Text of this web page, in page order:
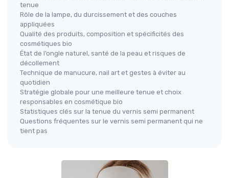
tenue
Rôle de la lampe, du durcissement et des couches
appliquées
Qualité des produits, composition et spécificités des
cosmétiques bio
État de l’ongle naturel, santé de la peau et risques de
décollement
Technique de manucure, nail art et gestes à éviter au
quotidien
Stratégie globale pour une meilleure tenue et choix
responsables en cosmétique bio
Statistiques clés sur la tenue du vernis semi permanent
Questions fréquentes sur le vernis semi permanent qui ne
tient pas